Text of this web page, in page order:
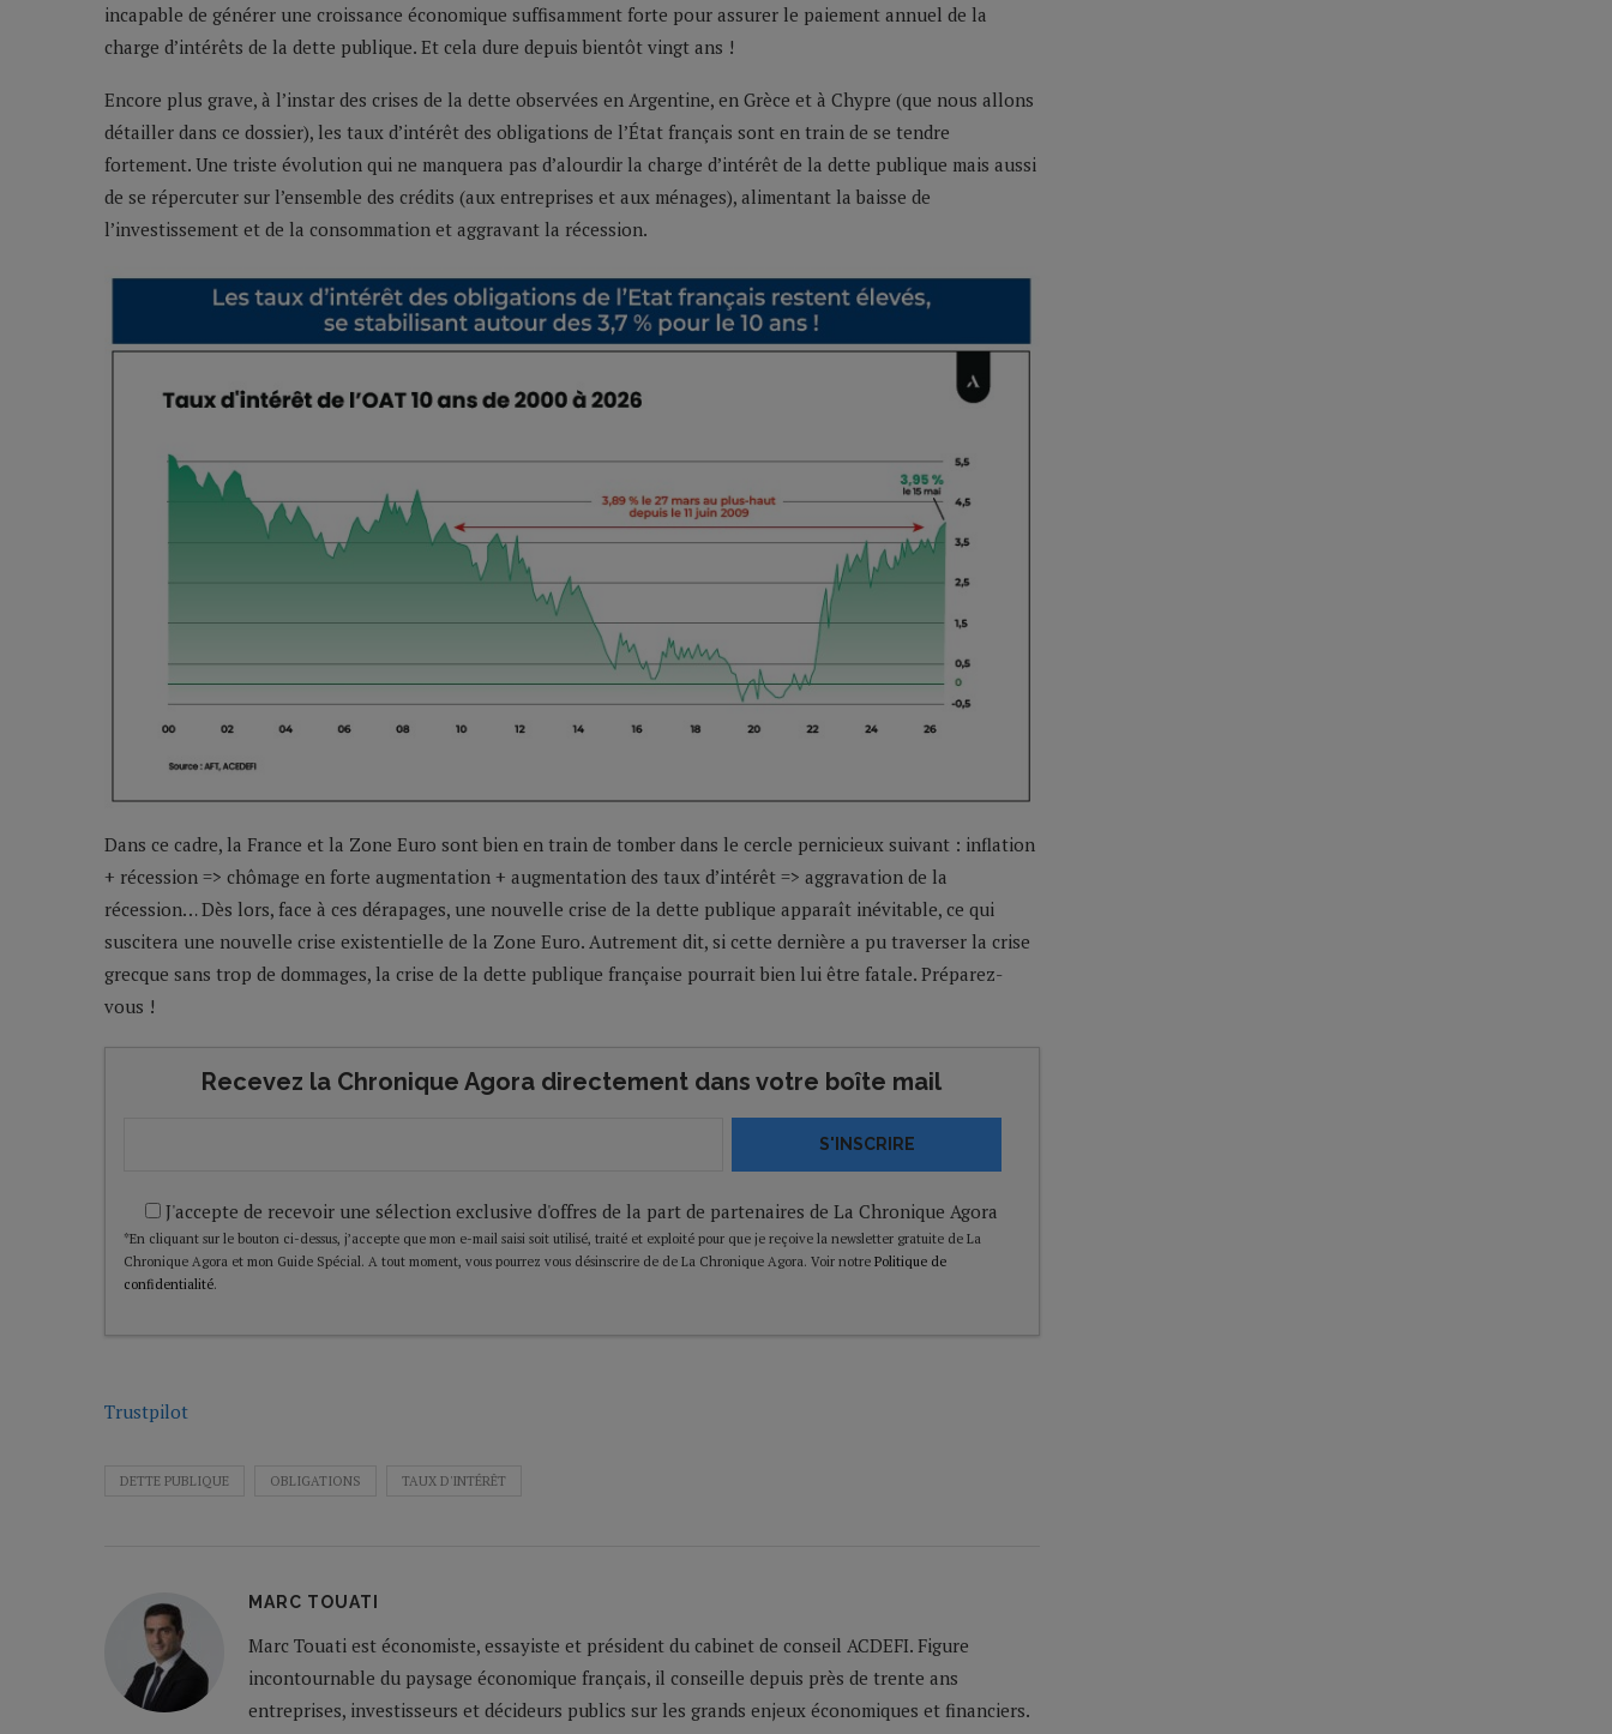
incapable de générer une croissance économique suffisamment forte pour assurer le paiement annuel de la
charge d’intérêts de la dette publique. Et cela dure depuis bientôt vingt ans !
Encore plus grave, à l’instar des crises de la dette observées en Argentine, en Grèce et à Chypre (que nous allons
détailler dans ce dossier), les taux d’intérêt des obligations de l’État français sont en train de se tendre
fortement. Une triste évolution qui ne manquera pas d’alourdir la charge d’intérêt de la dette publique mais aussi
de se répercuter sur l’ensemble des crédits (aux entreprises et aux ménages), alimentant la baisse de
l’investissement et de la consommation et aggravant la récession.
Dans ce cadre, la France et la Zone Euro sont bien en train de tomber dans le cercle pernicieux suivant : inflation
+ récession => chômage en forte augmentation + augmentation des taux d’intérêt => aggravation de la
récession… Dès lors, face à ces dérapages, une nouvelle crise de la dette publique apparaît inévitable, ce qui
suscitera une nouvelle crise existentielle de la Zone Euro. Autrement dit, si cette dernière a pu traverser la crise
grecque sans trop de dommages, la crise de la dette publique française pourrait bien lui être fatale. Préparez-
vous !
Recevez la Chronique Agora directement dans votre boîte mail
S'INSCRIRE
J'accepte de recevoir une sélection exclusive d'offres de la part de partenaires de La Chronique Agora
*En cliquant sur le bouton ci-dessus, j’accepte que mon e-mail saisi soit utilisé, traité et exploité pour que je reçoive la newsletter gratuite de La
Chronique Agora et mon Guide Spécial. A tout moment, vous pourrez vous désinscrire de de La Chronique Agora. Voir notre Politique de
confidentialité.
Trustpilot
DETTE PUBLIQUE OBLIGATIONS TAUX D'INTÉRÊT
MARC TOUATI
Marc Touati est économiste, essayiste et président du cabinet de conseil ACDEFI. Figure
incontournable du paysage économique français, il conseille depuis près de trente ans
entreprises, investisseurs et décideurs publics sur les grands enjeux économiques et financiers.